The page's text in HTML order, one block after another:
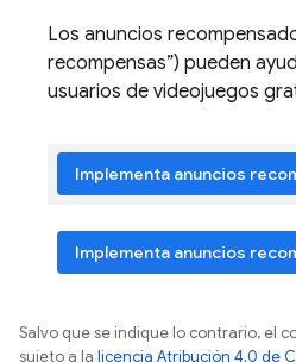
Los anuncios
recompensas”) pueden
usuarios de videojuegos
Implementa anuncios
Implementa anuncios
Salvo que se indique lo contrario, el
sujeto a la licencia Atribución 4.0 de